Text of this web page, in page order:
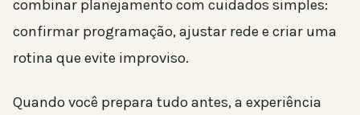
combinar planejamento com cuidados simples:
confirmar programação, ajustar rede e criar uma
rotina que evite improviso.
Quando você prepara tudo antes, a experiência